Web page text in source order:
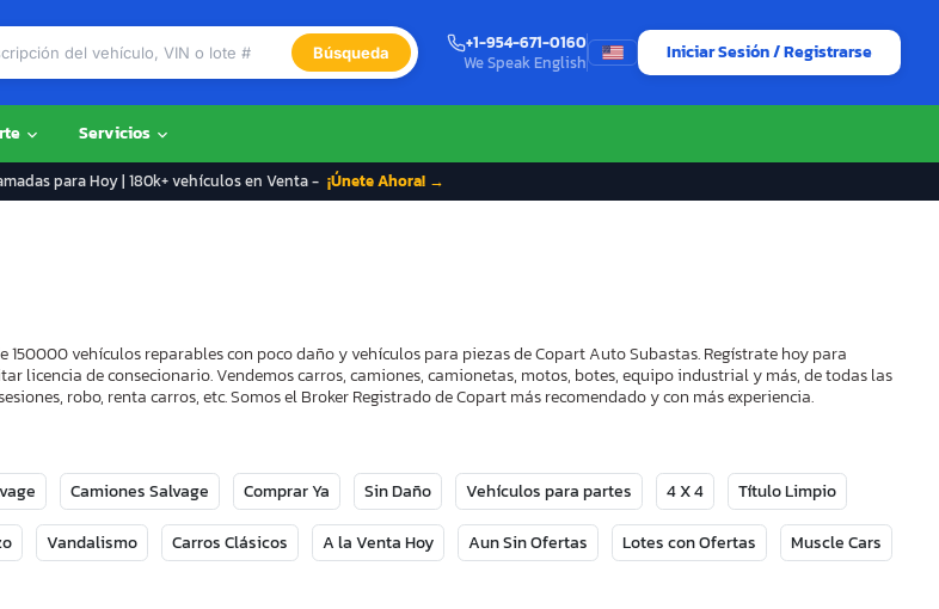
Búsqueda
+1-954-671-0160
We Speak English
Iniciar Sesión / Registrarse
Servicios
para Hoy | 180k+ vehículos en Venta - ¡Únete Ahora! →
vehículos reparables con poco daño y vehículos para piezas de Copart Auto Subastas. Regístrate hoy para
licencia de consecionario. Vendemos carros, camiones, camionetas, motos, botes, equipo industrial y más, de todas las
robo, renta carros, etc. Somos el Broker Registrado de Copart más recomendado y con más experiencia.
Camiones Salvage Comprar Ya Sin Daño Vehículos para partes 4 X 4 Título Limpio
Vandalismo Carros Clásicos A la Venta Hoy Aun Sin Ofertas Lotes con Ofertas Muscle Cars